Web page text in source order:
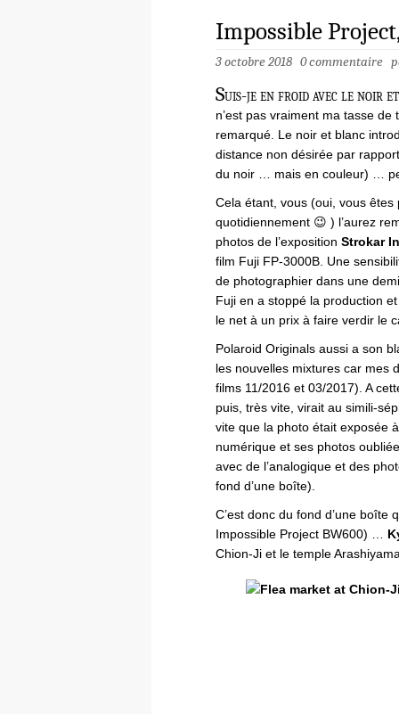
Impossible
3 octobre 2018 0 commentaire
Suis-je en froid avec le noir
n’est pas vraiment ma tasse
remarqué. Le noir et blanc
distance non désirée par
du noir … mais en couleur) …
Cela étant, vous (oui, vous
quotidiennement 😉 ) l’aurez
photos de l’exposition Strokar
film Fuji FP-3000B. Une
de photographier dans une
Fuji en a stoppé la production
le net à un prix à faire verdir le
Polaroid Originals aussi a son
les nouvelles mixtures car mes
films 11/2016 et 03/2017). A
puis, très vite, virait au simili-
vite que la photo était exposée
numérique et ses photos
avec de l’analogique et des
fond d’une boîte).
C’est donc du fond d’une boîte
Impossible Project BW600) …
Chion-Ji et le temple